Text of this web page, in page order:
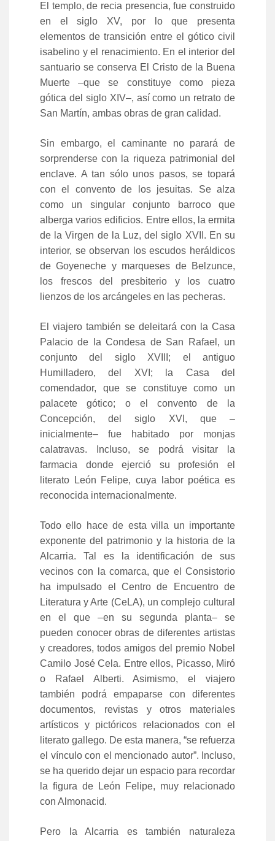
El templo, de recia presencia, fue construido
en el siglo XV, por lo que presenta
elementos de transición entre el gótico civil
isabelino y el renacimiento. En el interior del
santuario se conserva El Cristo de la Buena
Muerte –que se constituye como pieza
gótica del siglo XIV–, así como un retrato de
San Martín, ambas obras de gran calidad.
Sin embargo, el caminante no parará de
sorprenderse con la riqueza patrimonial del
enclave. A tan sólo unos pasos, se topará
con el convento de los jesuitas. Se alza
como un singular conjunto barroco que
alberga varios edificios. Entre ellos, la ermita
de la Virgen de la Luz, del siglo XVII. En su
interior, se observan los escudos heráldicos
de Goyeneche y marqueses de Belzunce,
los frescos del presbiterio y los cuatro
lienzos de los arcángeles en las pecheras.
El viajero también se deleitará con la Casa
Palacio de la Condesa de San Rafael, un
conjunto del siglo XVIII; el antiguo
Humilladero, del XVI; la Casa del
comendador, que se constituye como un
palacete gótico; o el convento de la
Concepción, del siglo XVI, que –
inicialmente– fue habitado por monjas
calatravas. Incluso, se podrá visitar la
farmacia donde ejerció su profesión el
literato León Felipe, cuya labor poética es
reconocida internacionalmente.
Todo ello hace de esta villa un importante
exponente del patrimonio y la historia de la
Alcarria. Tal es la identificación de sus
vecinos con la comarca, que el Consistorio
ha impulsado el Centro de Encuentro de
Literatura y Arte (CeLA), un complejo cultural
en el que –en su segunda planta– se
pueden conocer obras de diferentes artistas
y creadores, todos amigos del premio Nobel
Camilo José Cela. Entre ellos, Picasso, Miró
o Rafael Alberti. Asimismo, el viajero
también podrá empaparse con diferentes
documentos, revistas y otros materiales
artísticos y pictóricos relacionados con el
literato gallego. De esta manera, “se refuerza
el vínculo con el mencionado autor”. Incluso,
se ha querido dejar un espacio para recordar
la figura de León Felipe, muy relacionado
con Almonacid.
Pero la Alcarria es también naturaleza